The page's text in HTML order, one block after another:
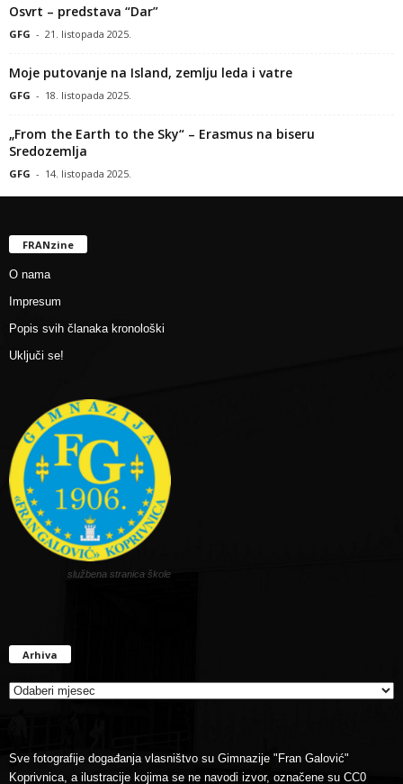
Osvrt – predstava “Dar”
GFG - 21. listopada 2025.
Moje putovanje na Island, zemlju leda i vatre
GFG - 18. listopada 2025.
„From the Earth to the Sky“ – Erasmus na biseru
Sredozemlja
GFG - 14. listopada 2025.
FRANzine
O nama
Impresum
Popis svih članaka kronološki
Uključi se!
službena stranica škole
Arhiva
Sve fotografije događanja vlasništvo su Gimnazije "Fran Galović"
Koprivnica, a ilustracije kojima se ne navodi izvor, označene su CC0